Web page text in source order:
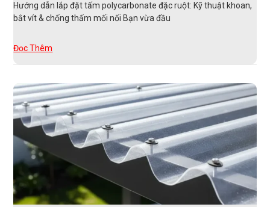
Hướng dẫn lắp đặt tấm polycarbonate đặc ruột: Kỹ thuật khoan,
bắt vít & chống thấm mối nối Bạn vừa đầu
Đọc Thêm